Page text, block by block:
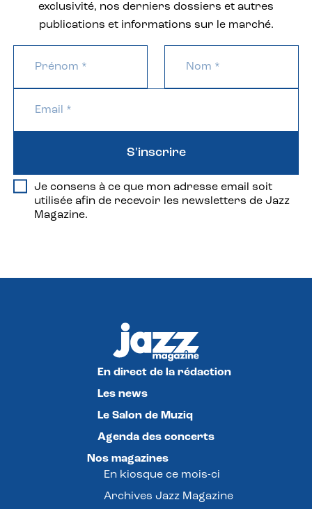
exclusivité, nos derniers dossiers et autres
publications et informations sur le marché.
Je consens à ce que mon adresse email soit
utilisée afin de recevoir les newsletters de Jazz
Magazine.
S'inscrire
En direct de la rédaction
Les news
Le Salon de Muziq
Agenda des concerts
Nos magazines
En kiosque ce mois-ci
Archives Jazz Magazine